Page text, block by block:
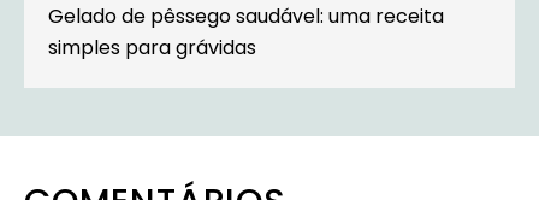
Gelado de pêssego saudável: uma receita
simples para grávidas